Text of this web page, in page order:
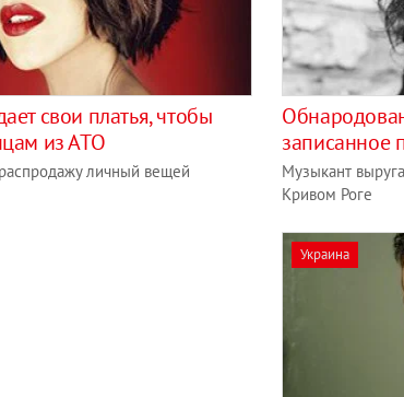
свои платья, чтобы
из АТО
личный вещей
записанное
Музыкант
Кривом Роге
Украина